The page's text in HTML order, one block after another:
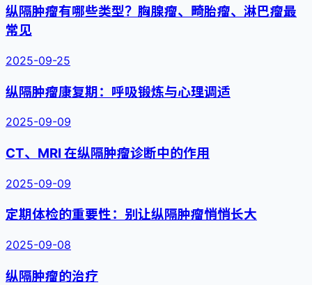
纵隔肿瘤有哪些类型？胸腺瘤、畸胎瘤、淋巴瘤最
常见
2025-09-25
纵隔肿瘤康复期：呼吸锻炼与心理调适
2025-09-09
CT、MRI 在纵隔肿瘤诊断中的作用
2025-09-09
定期体检的重要性：别让纵隔肿瘤悄悄长大
2025-09-08
纵隔肿瘤的治疗